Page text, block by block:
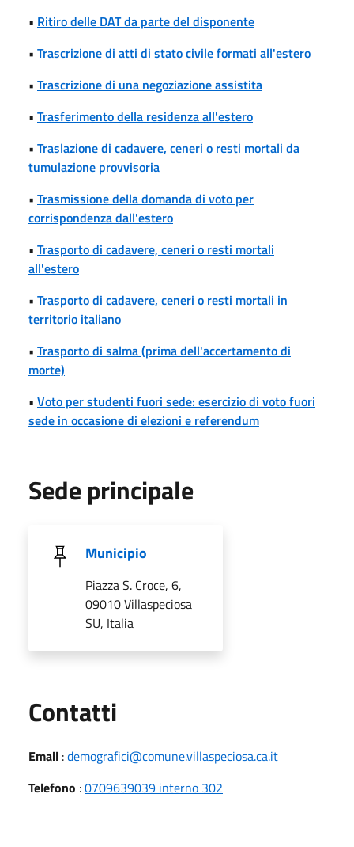
• Ritiro delle DAT da parte del disponente
• Trascrizione di atti di stato civile formati all'estero
• Trascrizione di una negoziazione assistita
• Trasferimento della residenza all'estero
• Traslazione di cadavere, ceneri o resti mortali da
tumulazione provvisoria
• Trasmissione della domanda di voto per
corrispondenza dall'estero
• Trasporto di cadavere, ceneri o resti mortali
all'estero
• Trasporto di cadavere, ceneri o resti mortali in
territorio italiano
• Trasporto di salma (prima dell'accertamento di
morte)
• Voto per studenti fuori sede: esercizio di voto fuori
sede in occasione di elezioni e referendum
Sede principale
Municipio
Piazza S. Croce, 6,
09010 Villaspeciosa
SU, Italia
Contatti
Email :demografici@comune.villaspeciosa.ca.it
Telefono :0709639039 interno 302